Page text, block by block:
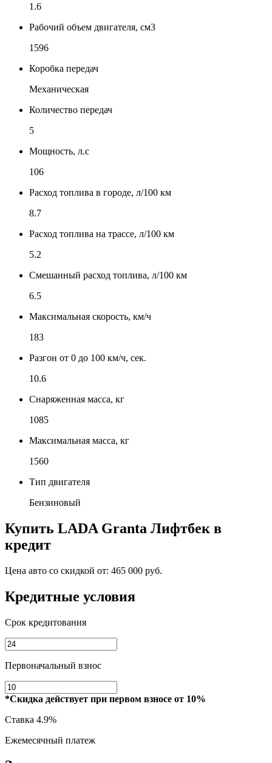
1.6
Рабочий объем двигателя, см3
1596
Коробка передач
Механическая
Количество передач
5
Мощность, л.с
106
Расход топлива в городе, л/100 км
8.7
Расход топлива на трассе, л/100 км
5.2
Смешанный расход топлива, л/100 км
6.5
Максимальная скорость, км/ч
183
Разгон от 0 до 100 км/ч, сек.
10.6
Снаряженная масса, кг
1085
Максимальная масса, кг
1560
Тип двигателя
Бензиновый
Купить LADA Granta Лифтбек в
кредит
Цена авто со скидкой от: 465 000 руб.
Кредитные условия
Срок кредитования
Первоначальный взнос
*Скидка действует при первом взносе от 10%
Ставка 4.9%
Ежемесячный платеж